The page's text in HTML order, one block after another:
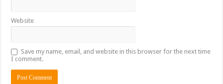
Website
Save my name, email, and website in this browser for the next time
I comment.